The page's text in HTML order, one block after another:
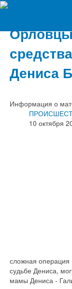
Дениса
Информация о
10 октября
сложная операция
судьбе Дениса,
мамы Дениса -